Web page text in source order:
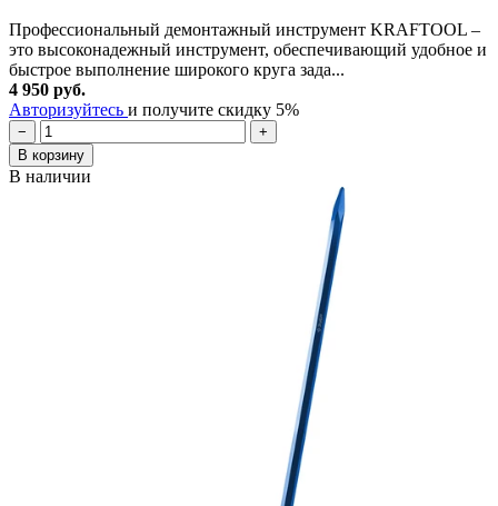
Профессиональный демонтажный инструмент KRAFTOOL –
это высоконадежный инструмент, обеспечивающий удобное и
быстрое выполнение широкого круга зада...
4 950 руб.
Авторизуйтесь и получите скидку 5%
−
+
В корзину
В наличии